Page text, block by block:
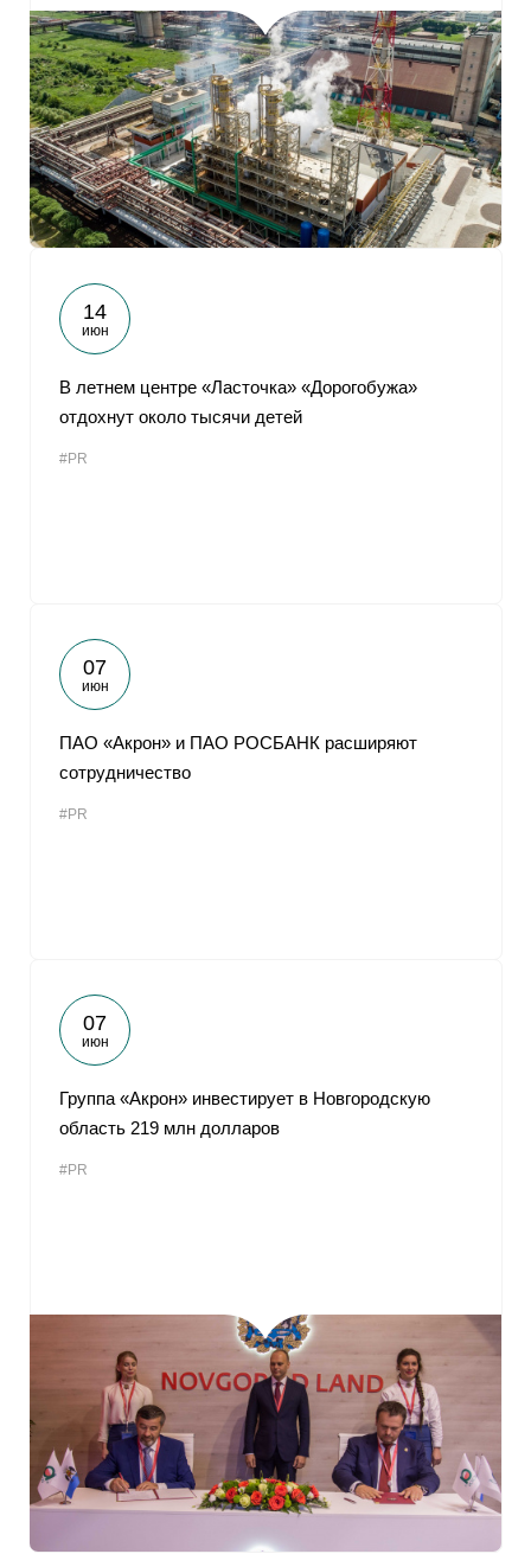
14
июн
В летнем центре «Ласточка» «Дорогобужа»
отдохнут около тысячи детей
#PR
07
июн
ПАО «Акрон» и ПАО РОСБАНК расширяют
сотрудничество
#PR
07
июн
Группа «Акрон» инвестирует в Новгородскую
область 219 млн долларов
#PR